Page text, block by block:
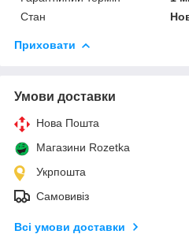
Стан
Приховати
Умови доставки
Нова Пошта
Магазини Rozetka
Укрпошта
Самовивіз
Всі умови доставки